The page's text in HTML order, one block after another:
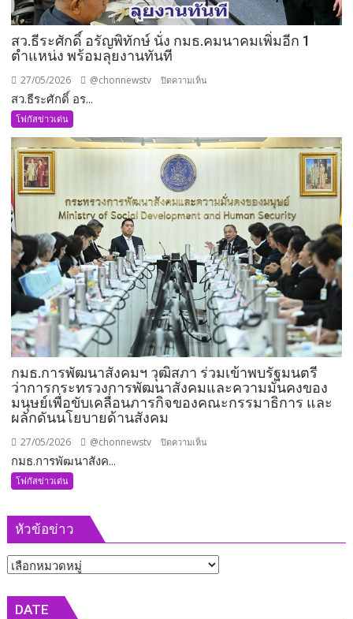
สว.ธีระศักดิ์ อรัญพิทักษ์ นั่ง กมธ.คมนาคมเพิ่มอีก 1
ตำแหน่ง พร้อมลุยงานทันที
27/05/2026 @chonnewstv ปิดความเห็น
อรัญ
กมธ.คมนาคม
เพิ่ม
1
ตำแหน่ง
พร้อม
ลุย
งาน
ทันที
สว.ธีระศักดิ์ อร...
โฟกัสข่าวเด่น
กมธ.การพัฒนาสังคมฯ วุฒิสภา ร่วมเข้าพบรัฐมนตรี
ว่าการกระทรวงการพัฒนาสังคมและความมั่นคงของ
มนุษย์เพื่อขับเคลื่อนภารกิจของคณะกรรมาธิการ และ
ผลักดันนโยบายด้านสังคม
27/05/2026 @chonnewstv ปิดความเห็น
เข้า
พบ
กมธ.การพัฒนาสังค...
โฟกัสข่าวเด่น
หัวข้อข่าว
หัวข้อ
DATE